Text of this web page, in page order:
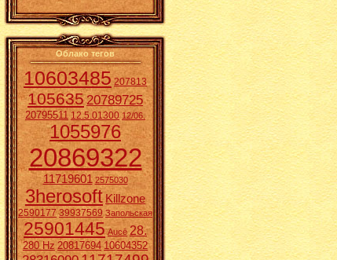
Облако тегов
10603485 207813
10563520789725
20795511 12.5.01300 12/06.
1055976
20869322
11719601 2575030
3herosoft Killzone
2590177 39937569 Запольская
25901445 Aucē 28.
280 Hz 20817694 10604352